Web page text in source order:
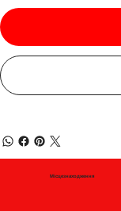
Місцезнаходження